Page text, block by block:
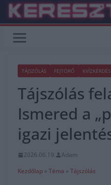
Skip
content
TÁJSZÓLÁS FEJTÖRŐ KVÍZKÉRDÉS
Tájszólás
Ismered a
igazi
2026.06.19.
Adam
Kezdőlap » Téma » Tájszólás